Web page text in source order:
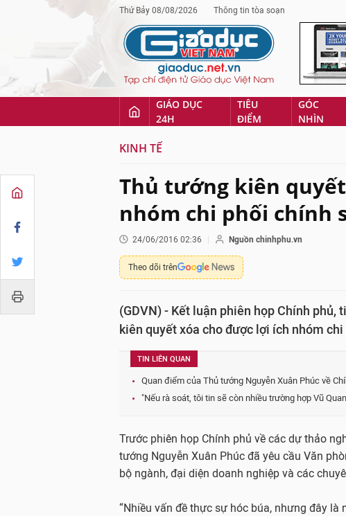
Thứ Bảy 08/08/2026 Thông tin tòa soạn
GIÁO DỤC
24H
TIÊU
ĐIỂM
GÓC
NHÌN
KINH TẾ
Thủ tướng kiên
nhóm chi phối chính
24/06/2016 02:36 Nguồn chinhphu.vn
Theo dõi trên
(GDVN) - Kết luận phiên họp Chính
kiên quyết xóa cho được lợi ích nhóm
TIN LIÊN QUAN
Quan điểm của Thủ tướng Nguyễn Xuân Phúc về
"Nếu rà soát, tôi tin sẽ còn nhiều trường hợp Vũ
Trước phiên họp Chính phủ về các dự thảo
tướng Nguyễn Xuân Phúc đã yêu cầu Văn
bộ ngành, đại diện doanh nghiệp và các
“Nhiều vấn đề thực sự hóc búa, nhưng đây